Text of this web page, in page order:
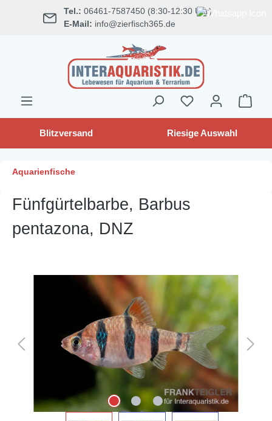
springen Tel.: 06461-7587450 (8:30-12:30 Uhr)
E-Mail: info@zierfisch365.de
Blitzversand Riesige Auswahl
Aquarienfische
Fünfgürtelbarbe, Barbus
pentazona, DNZ
Bildergalerie überspringen